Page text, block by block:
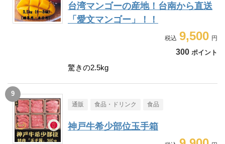
台湾マンゴーの産地！台南から直送
「愛文マンゴー」！！
9,500
300 ポイント
驚きの2.5kg
通販 食品・ドリンク 食品
神戸牛希少部位玉手箱